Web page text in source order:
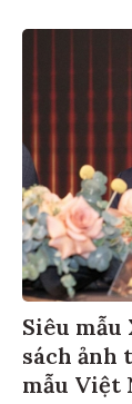
Siêu
sách ảnh
mẫu Việt